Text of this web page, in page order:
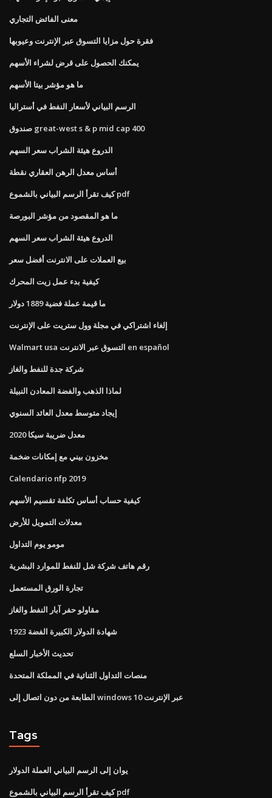
معنى الفائض التجاري
فقرة حول مزايا التسوق عبر الإنترنت وعيوبها
يمكنك الحصول على قرض لشراء الأسهم
ما هو مؤشر بيتا الأسهم
الرسم البياني لأسعار النفط في أستراليا
صندوق great-west s & p mid cap 400
الدروع هيئة الشراب سعر السهم
أساس معدل الرهن العقاري نقطة
كيف تقرأ الرسم البياني بالشموع pdf
ما هو المقصود من مؤشر البورصة
الدروع هيئة الشراب سعر السهم
بيع العملات على الانترنت أفضل سعر
كيفية بدء عمل زيت المحرك
ما قيمة عملة فضية 1889 دولار
إلغاء اشتراكي في مجلة وول ستريت على الإنترنت
Walmart usa التسوق عبر الانترنت en español
شركة جدة للنفط والغاز
لماذا الذهب والفضة المعادن النبيلة
إيجاد متوسط ​​معدل العائد السنوي
معدل ضريبة سيكا 2020
مخزون بيني مع إمكانات ضخمة
Calendario nfp 2019
كيفية حساب أساس تكلفة تقسيم الأسهم
معدلات التمويل للأرض
مومو يوم التداول
رقم هاتف شركة شل للنفط للموارد البشرية
تجارة الورق المستعمل
مقاولو حفر آبار النفط والغاز
1923 شهادة الدولار الكبيرة الفضة
تحديث الأخبار السلع
منصات التداول الثنائية في المملكة المتحدة
الطابعة من دون اتصال إلى windows 10 عبر الإنترنت
Tags
يوان إلى الرسم البياني العملة الدولار
كيف تقرأ الرسم البياني بالشموع pdf